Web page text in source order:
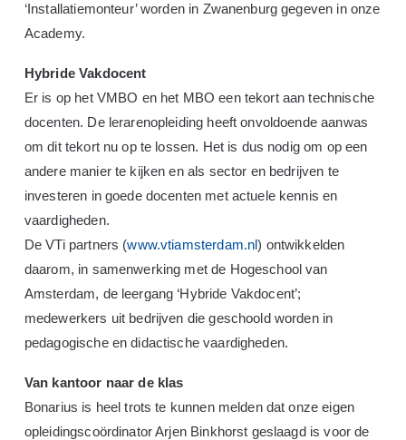
‘Installatiemonteur’ worden in Zwanenburg gegeven in onze
Academy.
Hybride Vakdocent
Er is op het VMBO en het MBO een tekort aan technische
docenten. De lerarenopleiding heeft onvoldoende aanwas
om dit tekort nu op te lossen. Het is dus nodig om op een
andere manier te kijken en als sector en bedrijven te
investeren in goede docenten met actuele kennis en
vaardigheden.
De VTi partners (www.vtiamsterdam.nl) ontwikkelden
daarom, in samenwerking met de Hogeschool van
Amsterdam, de leergang ‘Hybride Vakdocent’;
medewerkers uit bedrijven die geschoold worden in
pedagogische en didactische vaardigheden.
Van kantoor naar de klas
Bonarius is heel trots te kunnen melden dat onze eigen
opleidingscoördinator Arjen Binkhorst geslaagd is voor de